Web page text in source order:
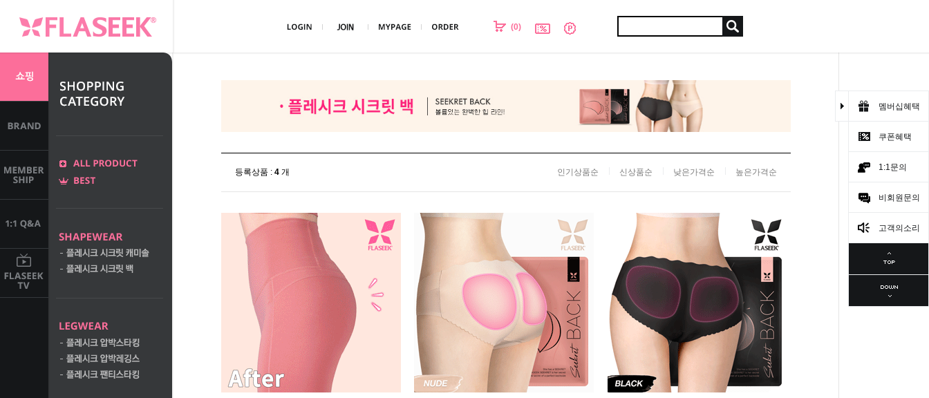
(0)
멤버십혜택
쿠폰혜택
1:1문의
비회원문의
고객의소리
등록상품 : 4개 인기상품순 신상품순 낮은가격순 높은가격순